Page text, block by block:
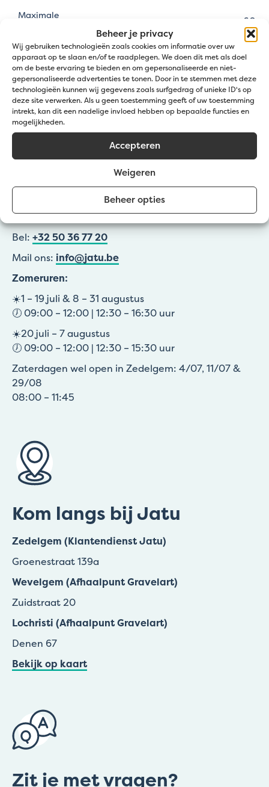
Beheer je privacy
Wij gebruiken technologieën zoals cookies om informatie over uw
apparaat op te slaan en/of te raadplegen. We doen dit met als doel
om de beste ervaring te bieden en om gepersonaliseerde en niet-
gepersonaliseerde advertenties te tonen. Door in te stemmen met deze
technologieën kunnen wij gegevens zoals surfgedrag of unieke ID's op
deze site verwerken. Als u geen toestemming geeft of uw toestemming
intrekt, kan dit een nadelige invloed hebben op bepaalde functies en
mogelijkheden.
Accepteren
Weigeren
Beheer opties
Maximale
60
Type grind Beach Pebbles
Toepassingen
Bodembedekking, sierborder,
Steenkorven
Klantendienst
Bel: +32 50 36 77 20
Mail ons: info@jatu.be
Zomeruren:
☀️1 – 19 juli & 8 – 31 augustus
🕖 09:00 – 12:00 | 12:30 – 16:30 uur
☀️20 juli – 7 augustus
🕖 09:00 – 12:00 | 12:30 – 15:30 uur
Zaterdagen wel open in Zedelgem: 4/07, 11/07 &
29/08
08:00 – 11:45
Kom langs bij Jatu
Zedelgem (Klantendienst Jatu)
Groenestraat 139a
Wevelgem (Afhaalpunt Gravelart)
Zuidstraat 20
Lochristi (Afhaalpunt Gravelart)
Denen 67
Bekijk op kaart
Zit je met vragen?